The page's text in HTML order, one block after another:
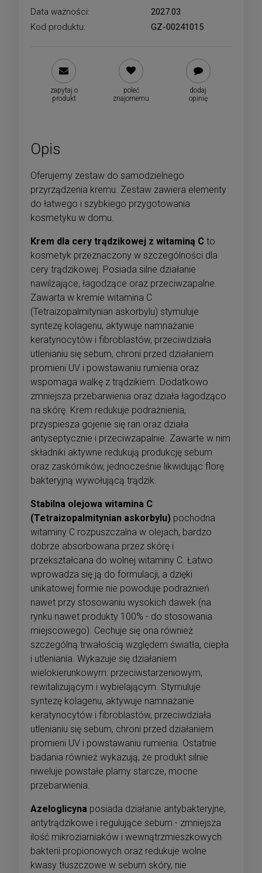
Data ważności:
2027.03
Kod produktu:
GZ-00241015
zapytaj o
produkt
poleć
znajomemu
dodaj
opinię
Opis
Oferujemy zestaw do samodzielnego
przyrządzenia kremu. Zestaw zawiera elementy
do łatwego i szybkiego przygotowania
kosmetyku w domu.
Krem dla cery trądzikowej z witaminą C to
kosmetyk przeznaczony w szczególności dla
cery trądzikowej. Posiada silne działanie
nawilżające, łagodzące oraz przeciwzapalne.
Zawarta w kremie witamina C
(Tetraizopalmitynian askorbylu) stymuluje
syntezę kolagenu, aktywuje namnażanie
keratynocytów i fibroblastów, przeciwdziała
utlenianiu się sebum, chroni przed działaniem
promieni UV i powstawaniu rumienia oraz
wspomaga walkę z trądzikiem. Dodatkowo
zmniejsza przebarwienia oraz działa łagodząco
na skórę. Krem redukuje podrażnienia,
przyspiesza gojenie się ran oraz działa
antyseptycznie i przeciwzapalnie. Zawarte w nim
składniki aktywne redukują produkcję sebum
oraz zaskórników, jednocześnie likwidując florę
bakteryjną wywołującą trądzik.
Stabilna olejowa witamina C
(Tetraizopalmitynian askorbylu) pochodna
witaminy C rozpuszczalna w olejach, bardzo
dobrze absorbowana przez skórę i
przekształcana do wolnej witaminy C. Łatwo
wprowadza się ją do formulacji, a dzięki
unikatowej formie nie powoduje podrażnień
nawet przy stosowaniu wysokich dawek (na
rynku nawet produkty 100% - do stosowania
miejscowego). Cechuje się ona również
szczególną trwałością względem światła, ciepła
i utleniania. Wykazuje się działaniem
wielokierunkowym: przeciwstarzeniowym,
rewitalizującym i wybielającym. Stymuluje
syntezę kolagenu, aktywuje namnażanie
keratynocytów i fibroblastów, przeciwdziała
utlenianiu się sebum, chroni przed działaniem
promieni UV i powstawaniu rumienia. Ostatnie
badania również wykazują, że produkt silnie
niweluje powstałe plamy starcze, mocne
przebarwienia.
Azeloglicyna posiada działanie antybakteryjne,
antytrądzikowe i regulujące sebum - zmniejsza
ilość mikroziarniaków i wewnątrzmieszkowych
bakterii propionowych oraz redukuje wolne
kwasy tłuszczowe w sebum skóry, nie